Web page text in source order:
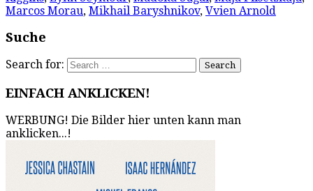
Marcos Morau, Mikhail Baryshnikov, Vvien Arnold
Suche
Search for:
EINFACH ANKLICKEN!
WERBUNG! Die Bilder hier unten kann man
anklicken...!